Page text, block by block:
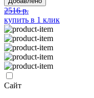
2516 р.
купить в 1 клик
Сайт